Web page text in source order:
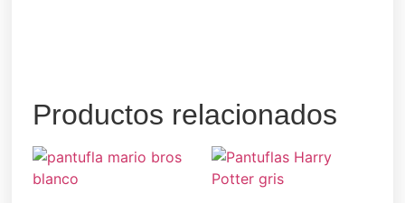
Productos relacionados